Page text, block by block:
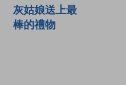
灰姑娘送上最
棒的禮物